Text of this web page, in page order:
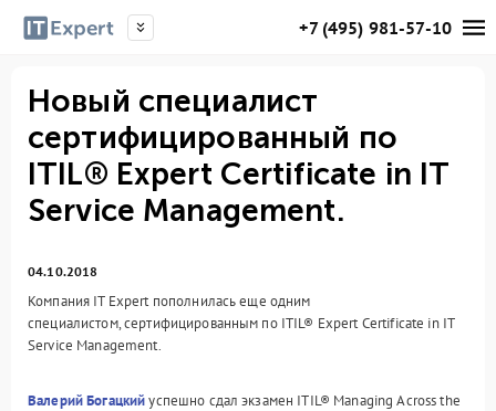
+7 (495) 981-57-10
Новый специалист
сертифицированный по
ITIL® Expert Certificate in IT
Service Management.
04.10.2018
Компания IT Expert пополнилась еще одним
специалистом, сертифицированным по ITIL® Expert Certificate in IT
Service Management.
Валерий Богацкийуспешно сдал экзамен ITIL® Managing Across the